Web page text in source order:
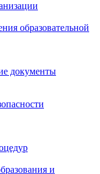
образовательной
документы
и